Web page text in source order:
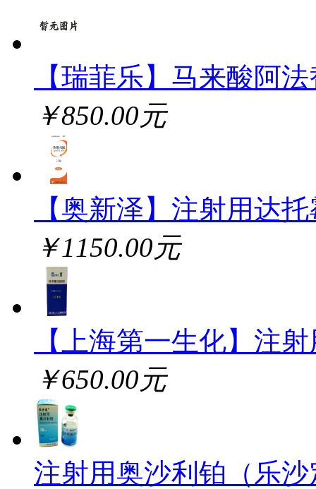
【瑞菲乐】马来酸阿
￥850.00元
【奥新泽】注射用达
￥1150.00元
【上海第一生化】注
￥650.00元
注射用奥沙利铂（乐沙